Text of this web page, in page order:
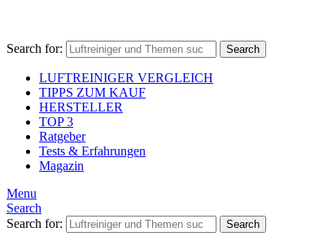
Search for: Search
LUFTREINIGER VERGLEICH
TIPPS ZUM KAUF
HERSTELLER
TOP 3
Ratgeber
Tests & Erfahrungen
Magazin
Menu
Search
Search for:
Search